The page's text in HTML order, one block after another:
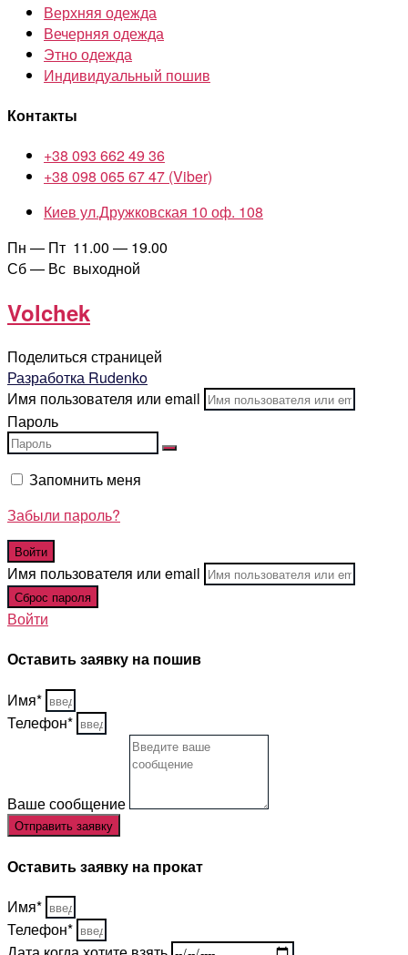
Верхняя одежда
Вечерняя одежда
Этно одежда
Индивидуальный пошив
Контакты
+38 093 662 49 36
+38 098 065 67 47 (Viber)
Киев ул.Дружковская 10 оф. 108
Пн — Пт 11.00 — 19.00
Сб — Вс выходной
Volchek
Поделиться страницей
Разработка Rudenko
Имя пользователя или email
Пароль
Запомнить меня
Забыли пароль?
Имя пользователя или email
Войти
Оставить заявку на пошив
Имя*
Телефон*
Ваше сообщение
Отправить заявку
Оставить заявку на прокат
Имя*
Телефон*